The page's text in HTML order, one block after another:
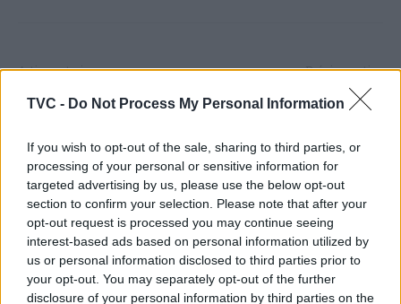
TVC - Do Not Process My Personal Information
If you wish to opt-out of the sale, sharing to third parties, or
processing of your personal or sensitive information for
targeted advertising by us, please use the below opt-out
section to confirm your selection. Please note that after your
opt-out request is processed you may continue seeing
interest-based ads based on personal information utilized by
us or personal information disclosed to third parties prior to
your opt-out. You may separately opt-out of the further
disclosure of your personal information by third parties on the
Artigo anterior
Câmara Municipal da
Lousã aprova Votos de
atletas e talentos
lousanenses
Próximo artigo
Jovens da AGE Jiu-Jitsu
brilham no Campeonato
ARTIGOS RELACIONADOSMAIS DO AUTOR